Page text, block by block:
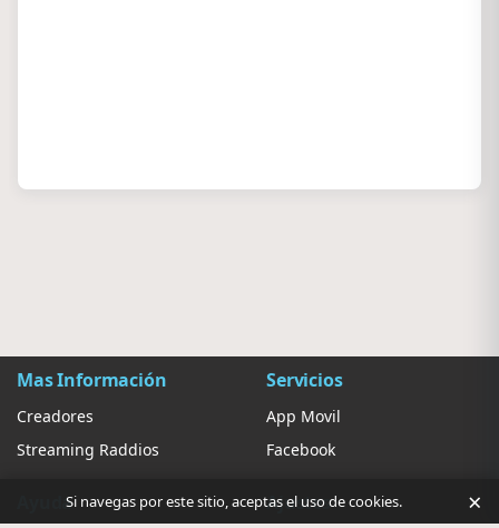
Mas Información
Creadores
Streaming Raddios
Servicios
App Movil
Facebook
Ayuda Ajustes
Si navegas por este sitio, aceptas el uso de cookies. ×